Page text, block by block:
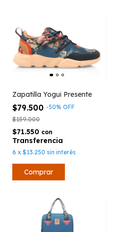
Zapatilla Yogui Presente
$79.500 -50% OFF
$159.000
$71.550 con
6 x $13.250 sin interés
Comprar